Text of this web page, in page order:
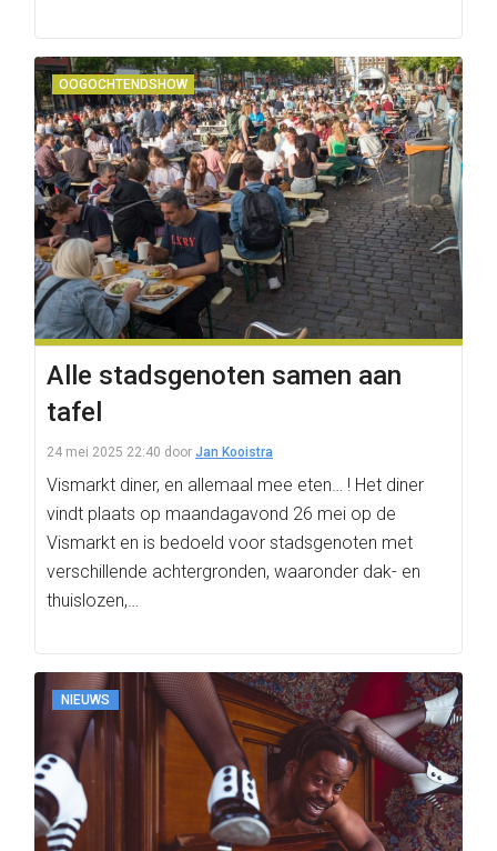
OOGOCHTENDSHOW
Alle stadsgenoten samen aan
tafel
24 mei 2025 22:40 door Jan Kooistra
Vismarkt diner, en allemaal mee eten… ! Het diner
vindt plaats op maandagavond 26 mei op de
Vismarkt en is bedoeld voor stadsgenoten met
verschillende achtergronden, waaronder dak- en
thuislozen,…
NIEUWS